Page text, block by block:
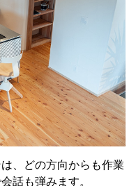
、どの方向からも作業
話も弾みます。